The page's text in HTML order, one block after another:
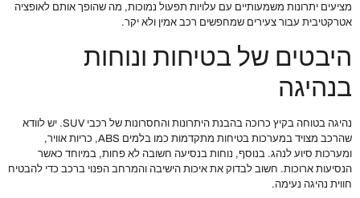
מציעים יתרונות משמעותיים עם עלויות תפעול נמוכות, מה שהופך אותם לאופציה
אטרקטיבית עבור צעירים שמחפשים רכב אמין ולא יקר.
היבטים של בטיחות ונוחות
בנהיגה
נהיגה בטוחה בקיץ כרוכה בהבנת היתרונות והחסרונות של רכבי SUV. יש לוודא
שהרכב מצויד במערכות בטיחות מתקדמות כמו בלמים ABS, כריות אוויר,
ומערכות סיוע לנהג. בנוסף, נוחות בנסיעה חשובה לא פחות, במיוחד כאשר
הנסיעות ארוכות. חשוב לבדוק את איכות הישיבה והמרחב הפנוי ברכב כדי להבטיח
חווית נהיגה נעימה.